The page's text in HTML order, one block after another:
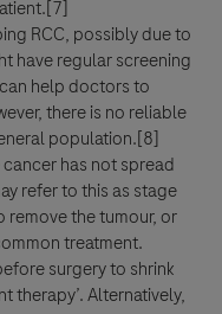
RCC, possibly due to
have regular screening
help doctors to
there is no reliable
population.[8]
cancerhas not spread
refer to this as stage
remove the tumour, or
treatment.
surgery to shrink
therapy’. Alternatively,